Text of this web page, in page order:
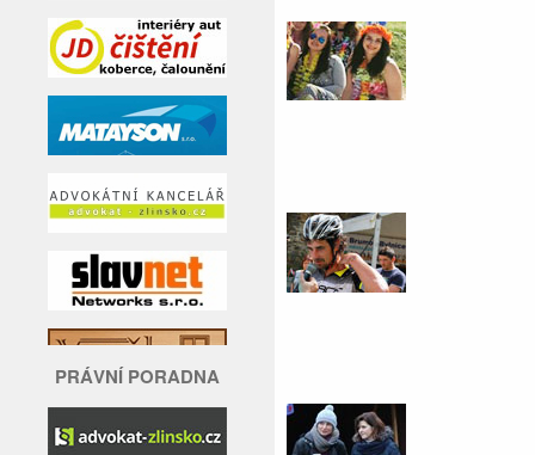
PRÁVNÍ PORADNA